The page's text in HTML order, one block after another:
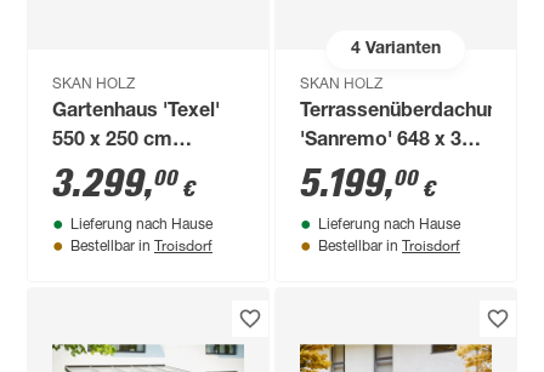
SKAN HOLZ
Gartenhaus 'Texel'
550 x 250 cm
fichtefarben
3.299,00 €
Lieferung nach Hause
Bestellbar in Troisdorf
4Varianten
SKAN HOLZ
Terrassenüberdachung
'Sanremo' 648 x 350
cm Leimholz
Doppelstegplatten
natur
5.199,00 €
Lieferung nach Hause
Bestellbar in Troisdorf